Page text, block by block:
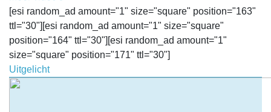
[esi random_ad amount="1" size="square" position="163"
ttl="30"][esi random_ad amount="1" size="square"
position="164" ttl="30"][esi random_ad amount="1"
size="square" position="171" ttl="30"]
Uitgelicht